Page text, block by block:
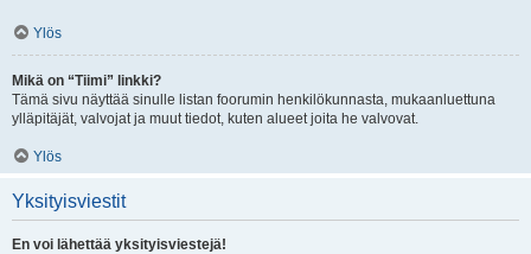
Ylös
Mikä on “Tiimi” linkki?
Tämä sivu näyttää sinulle listan foorumin henkilökunnasta, mukaanluettuna
ylläpitäjät, valvojat ja muut tiedot, kuten alueet joita he valvovat.
Ylös
Yksityisviestit
En voi lähettää yksityisviestejä!